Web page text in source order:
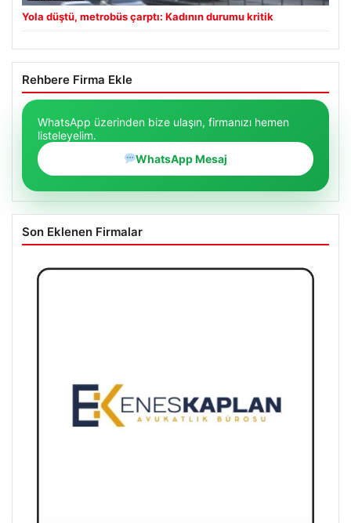
Yola düştü, metrobüs çarptı: Kadının durumu kritik
Rehbere Firma Ekle
WhatsApp üzerinden bize ulaşın, firmanızı hemen
listeleyelim.
WhatsApp Mesaj
Son Eklenen Firmalar